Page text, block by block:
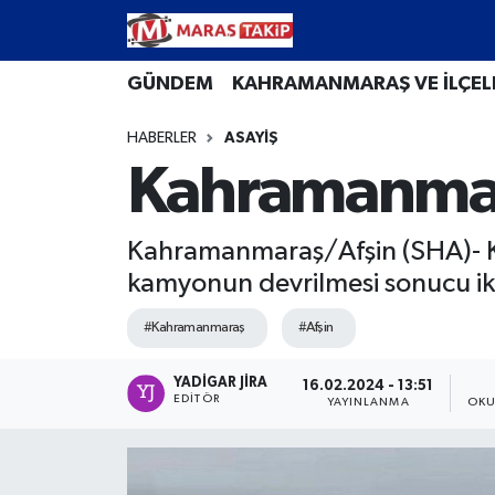
GÜNDEM KAHRAMANMARAŞ VE
HABERLER ASAYİŞ
Kahramanmaraş/Afşin (SHA)-
kamyonun devrilmesi sonucu
#Kahramanmaraş #Afşin
YADIGAR JIRA
EDITÖR
16.02.2024 - 13:51
YAYINLANMA
Kahramanmaraş Nöbetçi Eczaneler
Kahramanmaraş Hava Durumu
Kahramanmaraş Namaz Vakitleri
Kahramanmaraş Trafik Yoğunluk Haritası